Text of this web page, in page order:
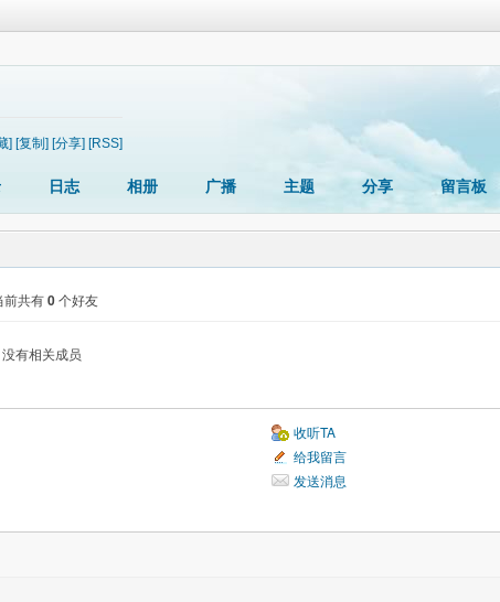
] [复制] [分享] [RSS]
日志 相册 广播 主题 分享 留言板
前共有0个好友
没有相关成员
收听TA
给我留言
发送消息